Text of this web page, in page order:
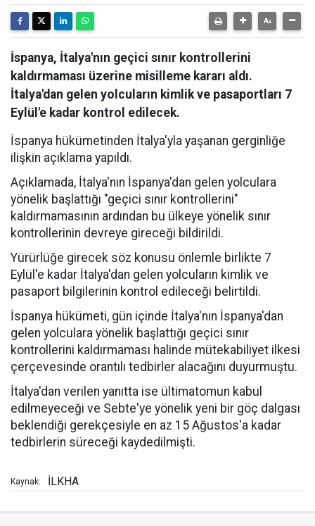
İspanya, İtalya'nın geçici sınır kontrollerini
kaldırmaması üzerine misilleme kararı aldı.
İtalya'dan gelen yolcuların kimlik ve pasaportları 7
Eylül'e kadar kontrol edilecek.
İspanya hükümetinden İtalya'yla yaşanan gerginliğe
ilişkin açıklama yapıldı.
Açıklamada, İtalya'nın İspanya'dan gelen yolculara
yönelik başlattığı "geçici sınır kontrollerini"
kaldırmamasının ardından bu ülkeye yönelik sınır
kontrollerinin devreye gireceği bildirildi.
Yürürlüğe girecek söz konusu önlemle birlikte 7
Eylül'e kadar İtalya'dan gelen yolcuların kimlik ve
pasaport bilgilerinin kontrol edileceği belirtildi.
İspanya hükümeti, gün içinde İtalya'nın İspanya'dan
gelen yolculara yönelik başlattığı geçici sınır
kontrollerini kaldırmaması halinde mütekabiliyet ilkesi
çerçevesinde orantılı tedbirler alacağını duyurmuştu.
İtalya'dan verilen yanıtta ise ültimatomun kabul
edilmeyeceği ve Sebte'ye yönelik yeni bir göç dalgası
beklendiği gerekçesiyle en az 15 Ağustos'a kadar
tedbirlerin süreceği kaydedilmişti.
Kaynak: İLKHA